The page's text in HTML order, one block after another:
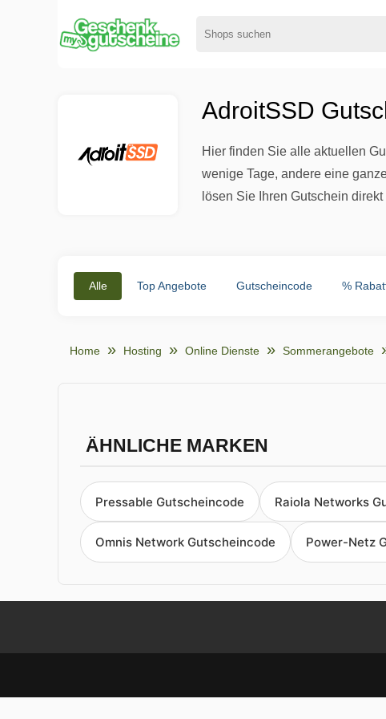
AdroitSSD
Hier finden Sie alle aktuellen
wenige Tage, andere eine
lösen Sie Ihren Gutschein
Alle Top Angebote Gutscheincode %
Home Hosting Online Dienste Sommerangebote
ÄHNLICHE MARKEN
Pressable Gutscheincode Raiola Networks
Omnis Network Gutscheincode Power-Netz